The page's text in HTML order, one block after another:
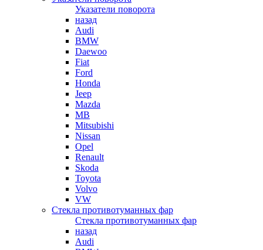
Указатели поворота
назад
Audi
BMW
Daewoo
Fiat
Ford
Honda
Jeep
Mazda
MB
Mitsubishi
Nissan
Opel
Renault
Skoda
Toyota
Volvo
VW
Стекла противотуманных фар
Стекла противотуманных фар
назад
Audi